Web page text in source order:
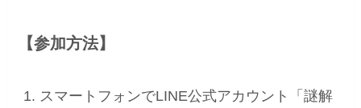
【参加方法】
スマートフォンでLINE公式アカウント「謎解